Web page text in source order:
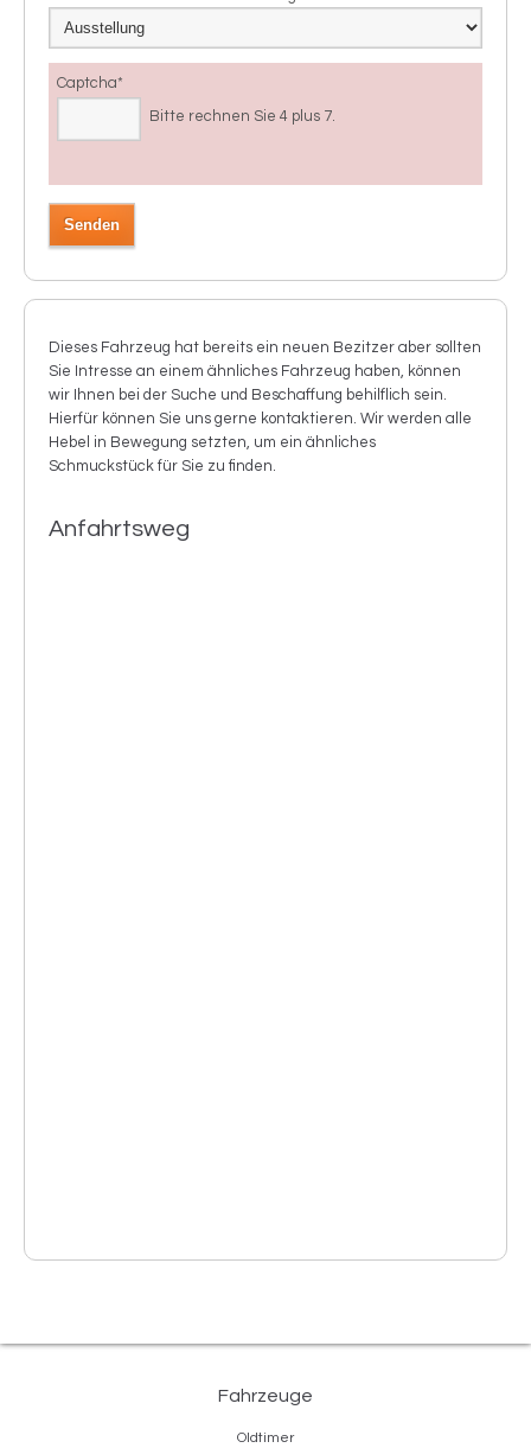
Captcha*
Bitte rechnen Sie 4 plus 7.
Dieses Fahrzeug hat bereits ein neuen Bezitzer aber sollten
Sie Intresse an einem ähnliches Fahrzeug haben, können
wir Ihnen bei der Suche und Beschaffung behilflich sein.
Hierfür können Sie uns gerne kontaktieren. Wir werden alle
Hebel in Bewegung setzten, um ein ähnliches
Schmuckstück für Sie zu finden.
Anfahrtsweg
Fahrzeuge
Oldtimer